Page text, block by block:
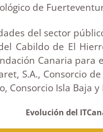
de
del sector
Cabildo de El
Canaria
S.A., Consorcio
Consorcio Isla Baja
Evolución del